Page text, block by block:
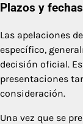
Plazos y
Las apelaciones
específico,
decisión oficial.
presentaciones
consideración.
Una vez que se